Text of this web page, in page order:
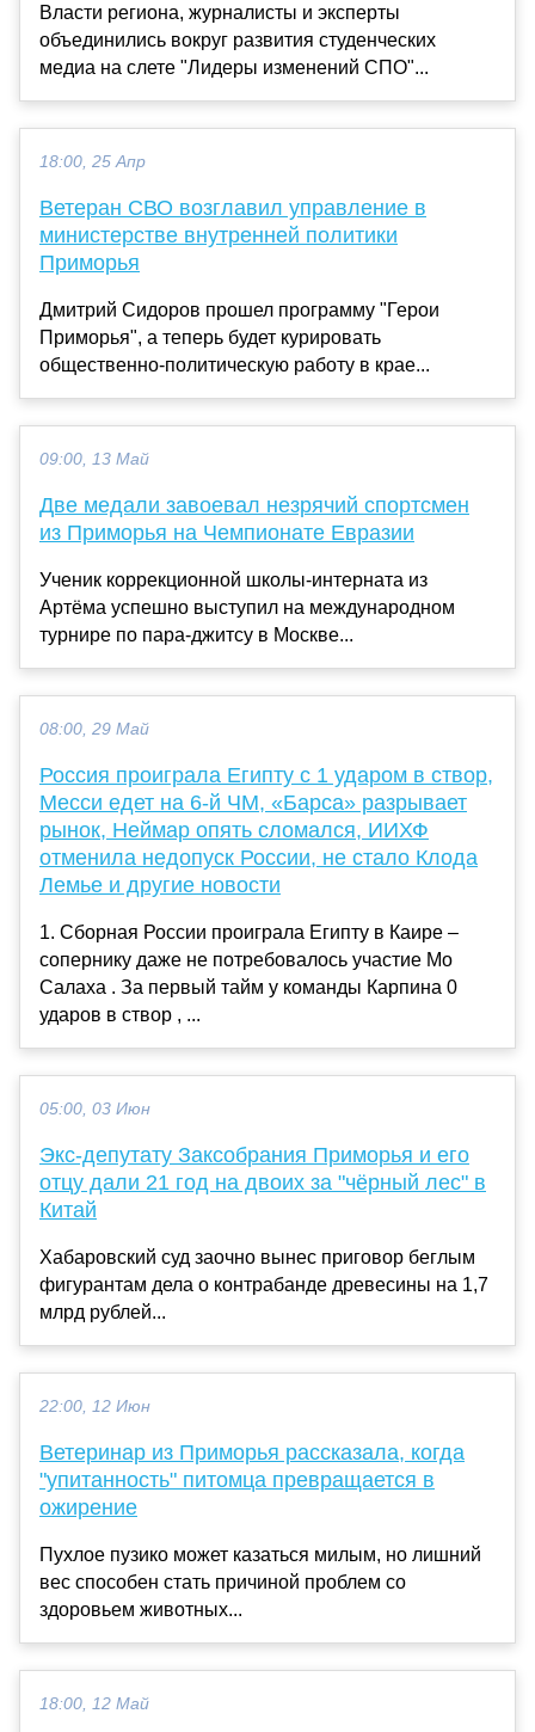
Власти региона, журналисты и эксперты
объединились вокруг развития студенческих
медиа на слете "Лидеры изменений СПО"...
18:00, 25 Апр
Ветеран СВО возглавил управление в
министерстве внутренней политики
Приморья
Дмитрий Сидоров прошел программу "Герои
Приморья", а теперь будет курировать
общественно-политическую работу в крае...
09:00, 13 Май
Две медали завоевал незрячий спортсмен
из Приморья на Чемпионате Евразии
Ученик коррекционной школы-интерната из
Артёма успешно выступил на международном
турнире по пара-джитсу в Москве...
08:00, 29 Май
Россия проиграла Египту с 1 ударом в створ,
Месси едет на 6-й ЧМ, «Барса» разрывает
рынок, Неймар опять сломался, ИИХФ
отменила недопуск России, не стало Клода
Лемье и другие новости
1. Сборная России проиграла Египту в Каире –
сопернику даже не потребовалось участие Мо
Салаха . За первый тайм у команды Карпина 0
ударов в створ , ...
05:00, 03 Июн
Экс-депутату Заксобрания Приморья и его
отцу дали 21 год на двоих за "чёрный лес" в
Китай
Хабаровский суд заочно вынес приговор беглым
фигурантам дела о контрабанде древесины на 1,7
млрд рублей...
22:00, 12 Июн
Ветеринар из Приморья рассказала, когда
"упитанность" питомца превращается в
ожирение
Пухлое пузико может казаться милым, но лишний
вес способен стать причиной проблем со
здоровьем животных...
18:00, 12 Май